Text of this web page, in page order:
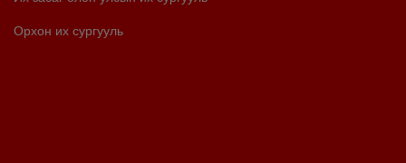
Орхон их сургууль